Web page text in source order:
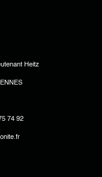
Heitz
74 92